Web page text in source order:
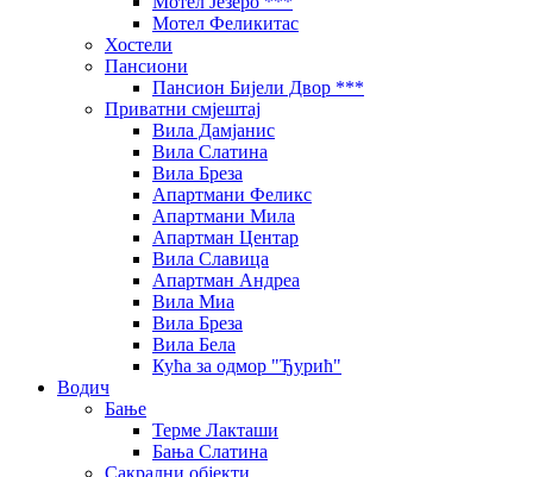
Мотел Феликитас
Хостели
Пансиони
Пансион Бијели Двор ***
Приватни смјештај
Вила Дамјанис
Вила Слатина
Вила Бреза
Апартмани Феликс
Апартмани Мила
Апартман Центар
Вила Славица
Апартман Андреа
Вила Миа
Вила Бреза
Вила Бела
Кућа за одмор "Ђурић"
Водич
Бање
Терме Лакташи
Бања Слатина
Сакрални објекти